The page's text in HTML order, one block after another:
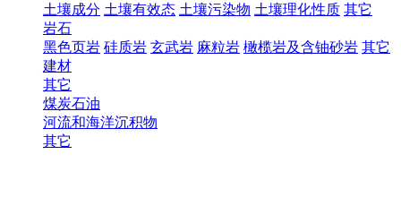
土壤成分 土壤有效态 土壤污染物 土壤理化性质 其它
岩石
黑色页岩 硅质岩 玄武岩 麻粒岩 橄榄岩及含铀砂岩 其它
建材
其它
煤炭石油
河流和海洋沉积物
其它